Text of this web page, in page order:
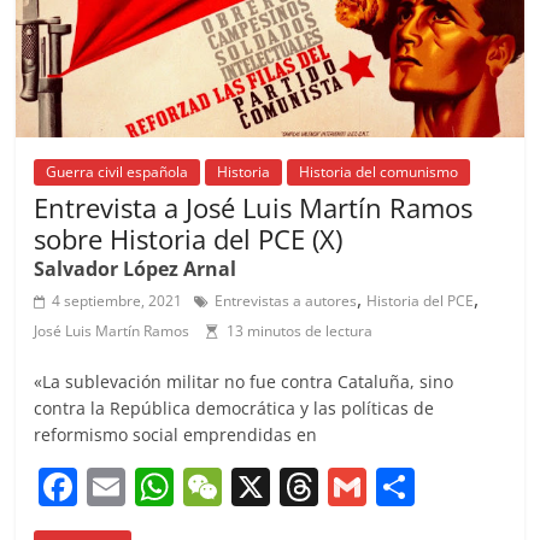
Guerra civil española Historia Historia del comunismo
Entrevista a José Luis Martín Ramos
sobre Historia del PCE (X)
Salvador López Arnal
4 septiembre, 2021 Entrevistas a autores, Historia del PCE,
José Luis Martín Ramos 13 minutos de lectura
«La sublevación militar no fue contra Cataluña, sino
contra la República democrática y las políticas de
reformismo social emprendidas en
F
a
E
m
W W X T G